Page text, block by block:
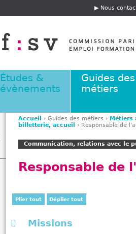
E
t
ê
e
Nous
Études &
évènements
Guides des
métiers
V
o
u
s
ê
e
s
Accueil › Guides des métiers ›
billetterie, accueil
› Responsable de
Communication, relations avec le
Responsable de
Plier tout Déplier tout
Missions